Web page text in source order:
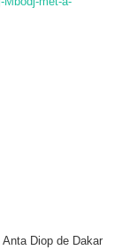
Anta Diop de Dakar